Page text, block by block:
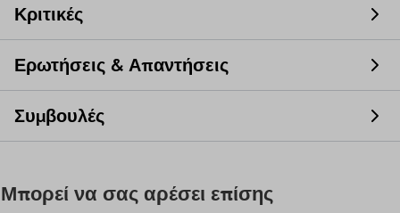
Κριτικές
Ερωτήσεις & Απαντήσεις
Συμβουλές
Μπορεί να σας αρέσει επίσης